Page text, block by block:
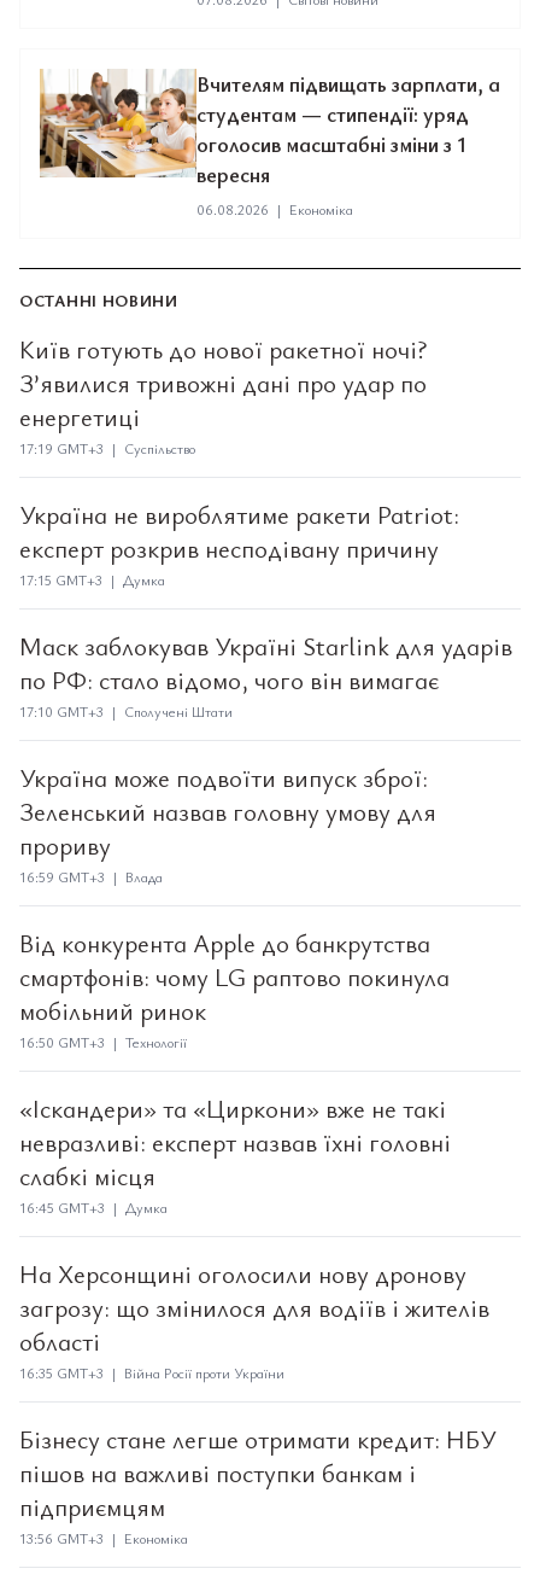
Вчителям підвищать зарплати, а
студентам — стипендії: уряд
оголосив масштабні зміни з 1
вересня
06.08.2026 | Економіка
ОСТАННІ НОВИНИ
Київ готують до нової ракетної ночі?
З’явилися тривожні дані про удар по
енергетиці
17:19 GMT+3 | Суспільство
Україна не вироблятиме ракети Patriot:
експерт розкрив несподівану причину
17:15 GMT+3 | Думка
Маск заблокував Україні Starlink для ударів
по РФ: стало відомо, чого він вимагає
17:10 GMT+3 | Сполучені Штати
Україна може подвоїти випуск зброї:
Зеленський назвав головну умову для
прориву
16:59 GMT+3 | Влада
Від конкурента Apple до банкрутства
смартфонів: чому LG раптово покинула
мобільний ринок
16:50 GMT+3 | Технології
«Іскандери» та «Циркони» вже не такі
невразливі: експерт назвав їхні головні
слабкі місця
16:45 GMT+3 | Думка
На Херсонщині оголосили нову дронову
загрозу: що змінилося для водіїв і жителів
області
16:35 GMT+3 | Війна Росії проти України
Бізнесу стане легше отримати кредит: НБУ
пішов на важливі поступки банкам і
підприємцям
13:56 GMT+3 | Економіка